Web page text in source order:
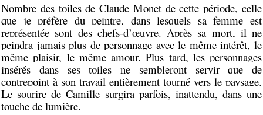
Nombre des toiles de Claude Monet de cette période, celle
que je préfère du peintre, dans lesquels sa femme est
représentée sont des chefs-d’œuvre. Après sa mort, il ne
peindra jamais plus de personnage avec le même intérêt, le
même plaisir, le même amour. Plus tard, les personnages
insérés dans ses toiles ne sembleront servir que de
contrepoint à son travail entièrement tourné vers le paysage.
Le sourire de Camille surgira parfois, inattendu, dans une
touche de lumière.